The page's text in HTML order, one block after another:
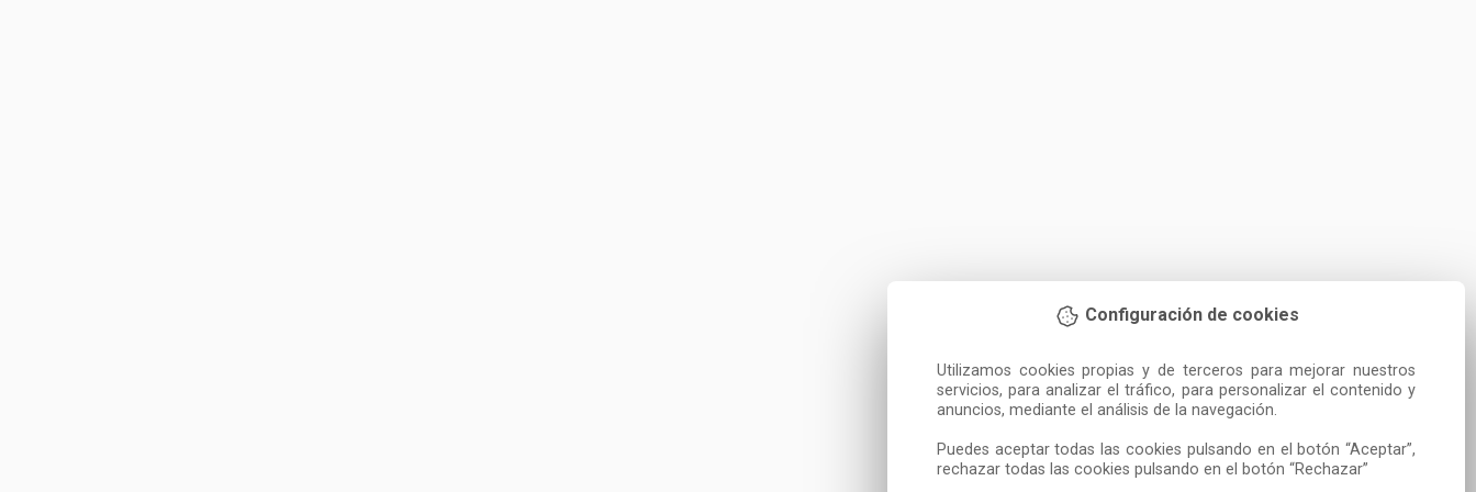
Configuración de cookies
Utilizamos cookies propias y de terceros para mejorar nuestros
servicios, para analizar el tráfico, para personalizar el contenido y
anuncios, mediante el análisis de la navegación.
Puedes aceptar todas las cookies pulsando en el botón “Aceptar”,
rechazar todas las cookies pulsando en el botón “Rechazar”